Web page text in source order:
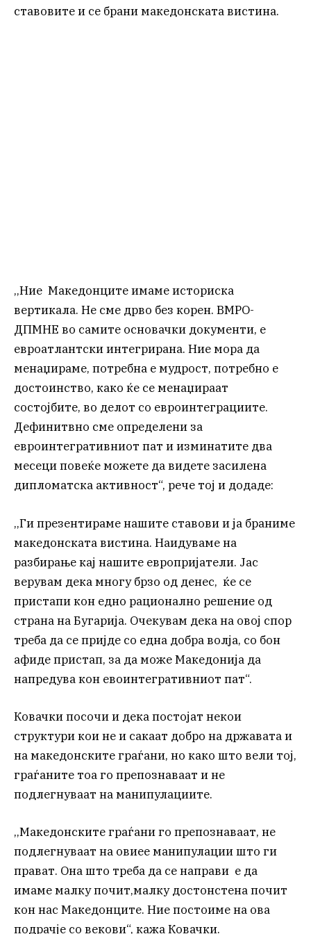
ставовите и се брани македонската вистина.
,,Ние Македонците имаме историска
вертикала. Не сме дрво без корен. ВМРО-
ДПМНЕ во самите основачки документи, е
евроатлантски интегрирана. Ние мора да
менаџираме, потребна е мудрост, потребно е
достоинство, како ќе се менаџираат
состојбите, во делот со евроинтеграциите.
Дефинитвно сме определени за
евроинтегративниот пат и изминатите два
месеци повеќе можете да видете засилена
дипломатска активност“, рече тој и додаде:
,,Ги презентираме нашите ставови и ја браниме
македонската вистина. Наидуваме на
разбирање кај нашите европријатели. Јас
верувам дека многу брзо од денес, ќе се
пристапи кон едно рационално решение од
страна на Бугарија. Очекувам дека на овој спор
треба да се пријде со една добра волја, со бон
афиде пристап, за да може Македонија да
напредува кон евоинтегративниот пат“.
Ковачки посочи и дека постојат некои
структури кои не и сакаат добро на државата и
на македонските граѓани, но како што вели тој,
граѓаните тоа го препознаваат и не
подлегнуваат на манипулациите.
,,Македонските граѓани го препознаваат, не
подлегнуваат на овиее манипулации што ги
прават. Она што треба да се направи е да
имаме малку почит,малку достонстена почит
кон нас Македонците. Ние постоиме на ова
подрачје со векови“, кажа Ковачки.